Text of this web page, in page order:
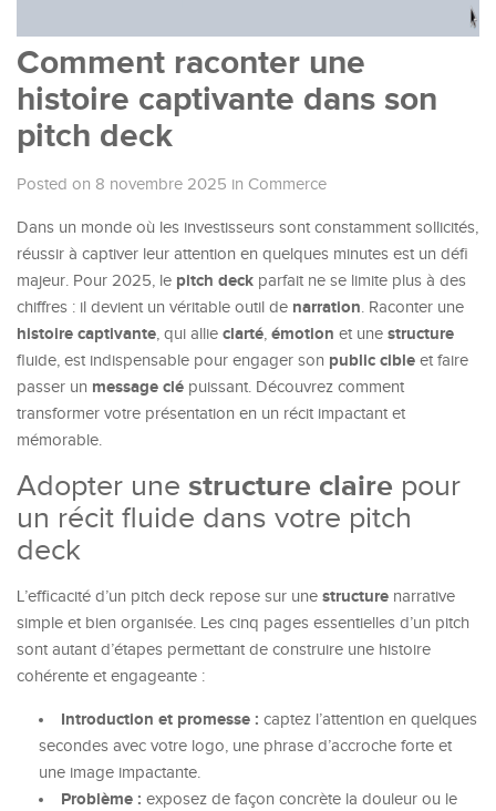
Comment raconter une
histoire captivante dans son
pitch deck
Posted on 8 novembre 2025 in Commerce
Dans un monde où les investisseurs sont constamment sollicités,
réussir à captiver leur attention en quelques minutes est un défi
majeur. Pour 2025, le pitch deck parfait ne se limite plus à des
chiffres : il devient un véritable outil de narration. Raconter une
histoire captivante, qui allie clarté, émotion et une structure
fluide, est indispensable pour engager son public cible et faire
passer un message clé puissant. Découvrez comment
transformer votre présentation en un récit impactant et
mémorable.
Adopter une structure claire pour
un récit fluide dans votre pitch
deck
L’efficacité d’un pitch deck repose sur une structure narrative
simple et bien organisée. Les cinq pages essentielles d’un pitch
sont autant d’étapes permettant de construire une histoire
cohérente et engageante :
Introduction et promesse : captez l’attention en quelques
secondes avec votre logo, une phrase d’accroche forte et
une image impactante.
Problème : exposez de façon concrète la douleur ou le